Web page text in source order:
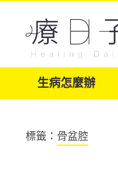
生病怎麼辦
標籤： 骨盆腔